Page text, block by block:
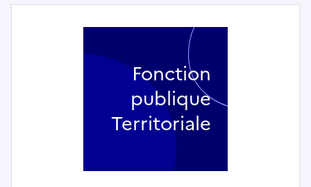
Fonction
publique
Territoriale